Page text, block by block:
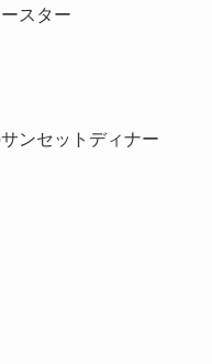
スター
ンセットディナー